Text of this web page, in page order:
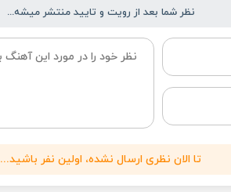
نظر شما بعد از رویت و تایید منتشر میشه...
تا الان نظری ارسال نشده، اولین نفر باشید...